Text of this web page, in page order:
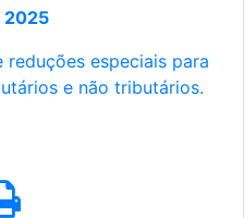
2025
especiais para
e não tributários.